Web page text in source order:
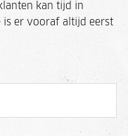
kan tijd in
is er vooraf altijd eerst